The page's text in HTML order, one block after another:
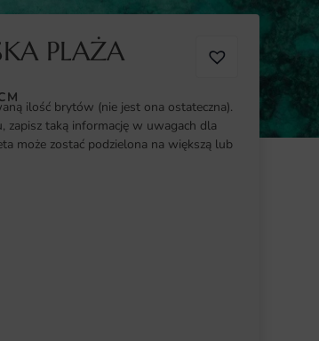
PLAŻA
ilość brytów (nie jest ona ostateczna).
zapisz taką informację w uwagach dla
może zostać podzielona na większą lub